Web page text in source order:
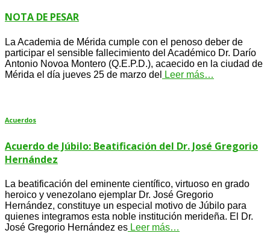
NOTA DE PESAR
La Academia de Mérida cumple con el penoso deber de
participar el sensible fallecimiento del Académico Dr. Darío
Antonio Novoa Montero (Q.E.P.D.), acaecido en la ciudad de
Mérida el día jueves 25 de marzo del
Leer más…
Acuerdos
Acuerdo de Júbilo: Beatificación del Dr. José Gregorio
Hernández
La beatificación del eminente científico, virtuoso en grado
heroico y venezolano ejemplar Dr. José Gregorio
Hernández, constituye un especial motivo de Júbilo para
quienes integramos esta noble institución merideña. El Dr.
José Gregorio Hernández es Leer más…